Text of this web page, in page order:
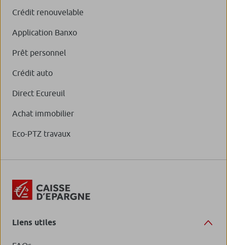
Crédit renouvelable
Application Banxo
Prêt personnel
Crédit auto
Direct Ecureuil
Achat immobilier
Eco-PTZ travaux
Liens utiles